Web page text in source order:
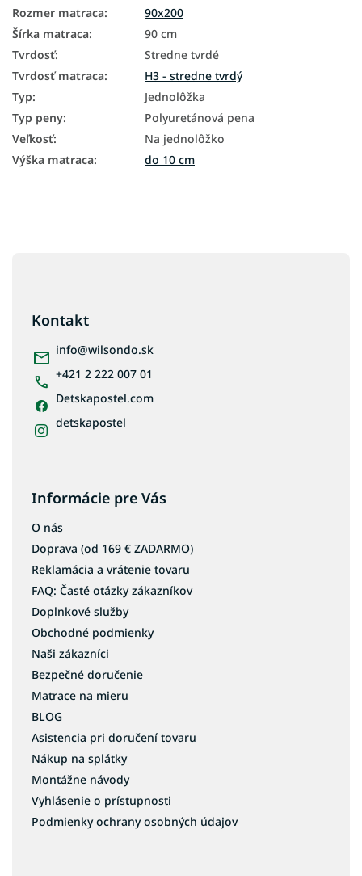
Rozmer matraca:
90x200
Šírka matraca:
90 cm
Tvrdosť:
Stredne tvrdé
Tvrdosť matraca:
H3 - stredne tvrdý
Typ:
Jednolôžka
Typ peny:
Polyuretánová pena
Veľkosť:
Na jednolôžko
Výška matraca: do 10 cm
Kontakt
info@wilsondo.sk
+421 2 222 007 01
Detskapostel.com
detskapostel
Informácie pre Vás
O nás
Doprava (od 169 € ZADARMO)
Reklamácia a vrátenie tovaru
FAQ: Časté otázky zákazníkov
Doplnkové služby
Obchodné podmienky
Naši zákazníci
Bezpečné doručenie
Matrace na mieru
BLOG
Asistencia pri doručení tovaru
Nákup na splátky
Montážne návody
Vyhlásenie o prístupnosti
Podmienky ochrany osobných údajov